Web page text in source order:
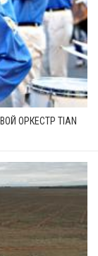
ОРКЕСТР TIAN